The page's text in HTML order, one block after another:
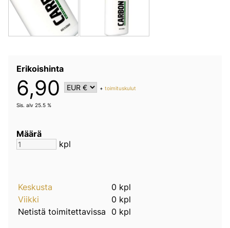
Erikoishinta
6,90 +toimituskulut
Sis. alv 25.5 %
Määrä
kpl
Keskusta
0 kpl
Viikki
0 kpl
Netistä toimitettavissa
0 kpl